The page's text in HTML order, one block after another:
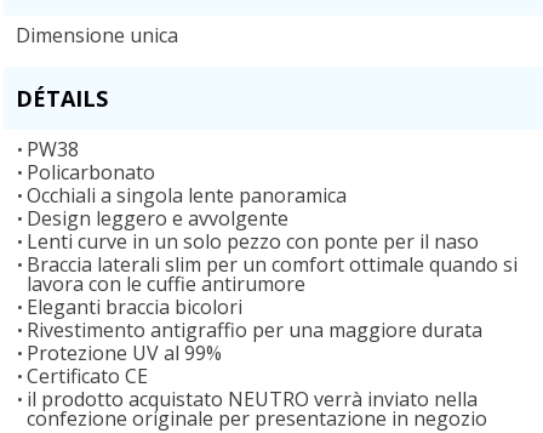
Dimensione unica
DÉTAILS
PW38
Policarbonato
Occhiali a singola lente panoramica
Design leggero e avvolgente
Lenti curve in un solo pezzo con ponte per il naso
Braccia laterali slim per un comfort ottimale quando si
lavora con le cuffie antirumore
Eleganti braccia bicolori
Rivestimento antigraffio per una maggiore durata
Protezione UV al 99%
Certificato CE
il prodotto acquistato NEUTRO verrà inviato nella
confezione originale per presentazione in negozio